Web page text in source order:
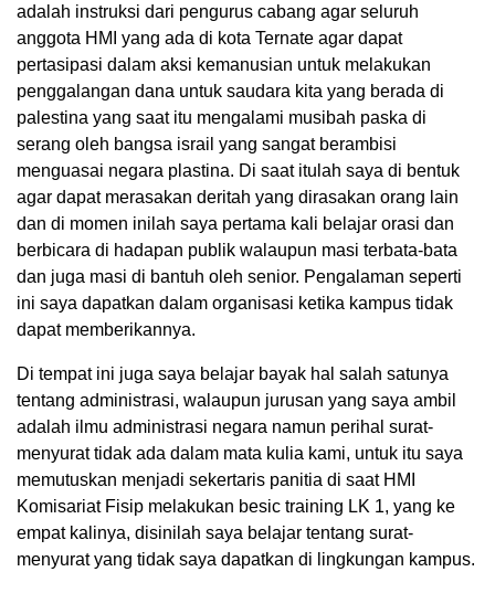
adalah instruksi dari pengurus cabang agar seluruh
anggota HMI yang ada di kota Ternate agar dapat
pertasipasi dalam aksi kemanusian untuk melakukan
penggalangan dana untuk saudara kita yang berada di
palestina yang saat itu mengalami musibah paska di
serang oleh bangsa israil yang sangat berambisi
menguasai negara plastina. Di saat itulah saya di bentuk
agar dapat merasakan deritah yang dirasakan orang lain
dan di momen inilah saya pertama kali belajar orasi dan
berbicara di hadapan publik walaupun masi terbata-bata
dan juga masi di bantuh oleh senior. Pengalaman seperti
ini saya dapatkan dalam organisasi ketika kampus tidak
dapat memberikannya.
Di tempat ini juga saya belajar bayak hal salah satunya
tentang administrasi, walaupun jurusan yang saya ambil
adalah ilmu administrasi negara namun perihal surat-
menyurat tidak ada dalam mata kulia kami, untuk itu saya
memutuskan menjadi sekertaris panitia di saat HMI
Komisariat Fisip melakukan besic training LK 1, yang ke
empat kalinya, disinilah saya belajar tentang surat-
menyurat yang tidak saya dapatkan di lingkungan kampus.